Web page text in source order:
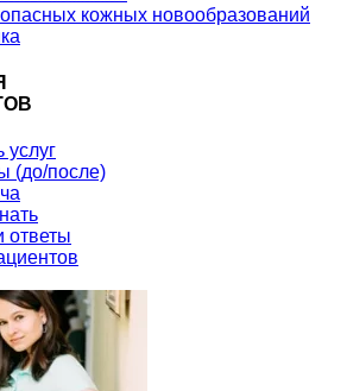
кожных новообразований
услуг
(до/после)
ответы